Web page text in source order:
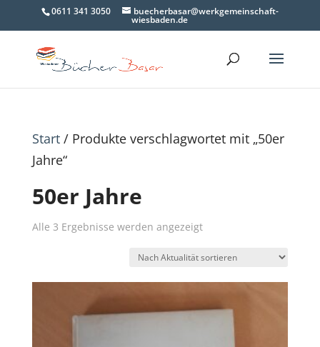
0611 341 3050 buecherbasar@werkgemeinschaft-
wiesbaden.de
Start/ Produkte verschlagwortet mit „50er
Jahre“
50er Jahre
Alle 3 Ergebnisse werden angezeigtNach